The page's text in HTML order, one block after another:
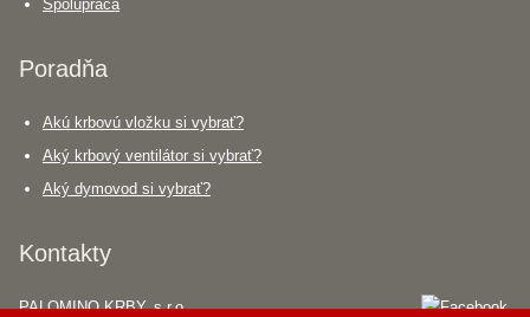
Spolupráca
Poradňa
Akú krbovú vložku si vybrať?
Aký krbový ventilátor si vybrať?
Aký dymovod si vybrať?
Kontakty
PALOMINO KRBY, s.r.o.
Inteligentný krbový asistent